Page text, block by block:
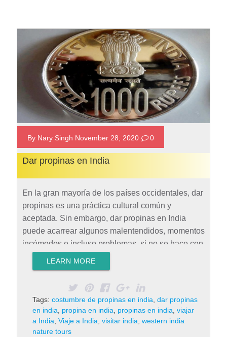
By Nary Singh November 28, 2020 0
Dar propinas en India
En la gran mayoría de los países occidentales, dar
propinas es una práctica cultural común y
aceptada. Sin embargo, dar propinas en India
puede acarrear algunos malentendidos, momentos
incómodos e incluso problemas, si no se hace con
Indistintamente si viajas con una agencia de viajes
organización tiene una red de personal contratado.
Esto incluye guías, conductores, restaurantes y
hoteles para que la experiencia de los viajeros en
India sea maravillosa. Dar propina al proveedor de
LEARN MORE
Tags: costumbre de propinas en india dar propinas
en india
propina en india propinas en india viajar
a India Viaje a India visitar india western india
nature tours